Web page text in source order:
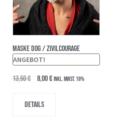
MASKE DOG / ZIVILCOURAGE
ANGEBOT!
13,50€ 8,00€ inkl. MwSt. 19%
Details